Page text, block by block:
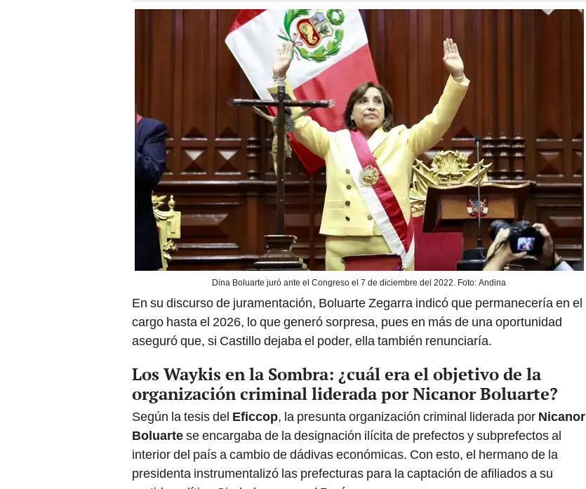
Dina Boluarte juró ante el Congreso el 7 de diciembre del 2022. Foto: Andina
En su discurso de juramentación, Boluarte Zegarra indicó que permanecería en el
cargo hasta el 2026, lo que generó sorpresa, pues en más de una oportunidad
aseguró que, si Castillo dejaba el poder, ella también renunciaría.
Los Waykis en la Sombra: ¿cuál era el objetivo de la
organización criminal liderada por Nicanor Boluarte?
Según la tesis del Eficcop, la presunta organización criminal liderada por Nicanor
Boluartese encargaba de la designación ilícita de prefectos y subprefectos al
interior del país a cambio de dádivas económicas. Con esto, el hermano de la
presidenta instrumentalizó las prefecturas para la captación de afiliados a su